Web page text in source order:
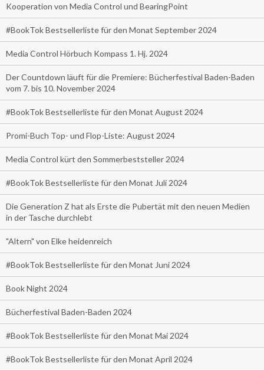
Kooperation von Media Control und BearingPoint
#BookTok Bestsellerliste für den Monat September 2024
Media Control Hörbuch Kompass 1. Hj. 2024
Der Countdown läuft für die Premiere: Bücherfestival Baden-Baden
vom 7. bis 10. November 2024
#BookTok Bestsellerliste für den Monat August 2024
Promi-Buch Top- und Flop-Liste: August 2024
Media Control kürt den Sommerbeststeller 2024
#BookTok Bestsellerliste für den Monat Juli 2024
Die Generation Z hat als Erste die Pubertät mit den neuen Medien
in der Tasche durchlebt
"Altern" von Elke heidenreich
#BookTok Bestsellerliste für den Monat Juni 2024
Book Night 2024
Bücherfestival Baden-Baden 2024
#BookTok Bestsellerliste für den Monat Mai 2024
#BookTok Bestsellerliste für den Monat April 2024